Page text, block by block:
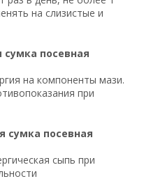
на слизистые и
посевная
на компоненты мази.
при
сумка посевная
сыпь при